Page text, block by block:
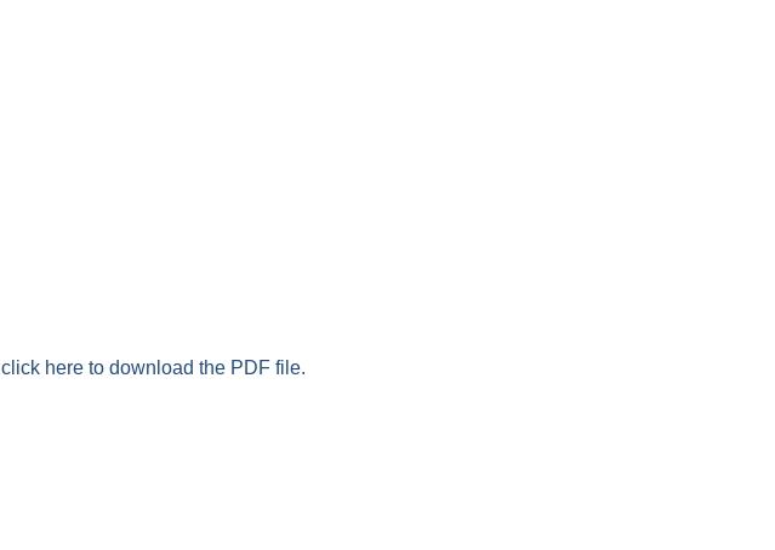
click here to download the PDF file.